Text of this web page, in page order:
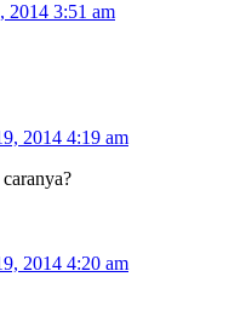
2014 3:51 am
2014 4:19 am
2014 4:20 am